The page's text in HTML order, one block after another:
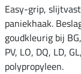
Easy-grip,
paniekhaak.
goudkleurig bij
PV, LO, DQ, LD,
polypropyleen.